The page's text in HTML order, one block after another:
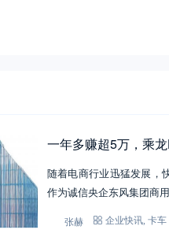
一年多赚超5万，乘
随着电商行业迅猛发展，
作为诚信央企东风集团商
张赫 企业快讯 卡车